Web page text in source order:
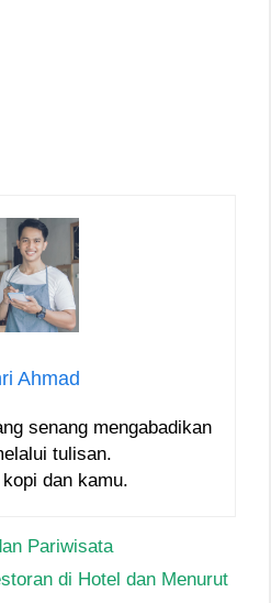
Ahmad
senang mengabadikan
tulisan.
dan kamu.
Pariwisata
di Hotel dan Menurut